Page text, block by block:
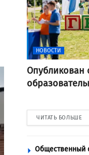
НОВОСТИ
Опубликован
ЧИТАТЬ БОЛЬШЕ
Общественный